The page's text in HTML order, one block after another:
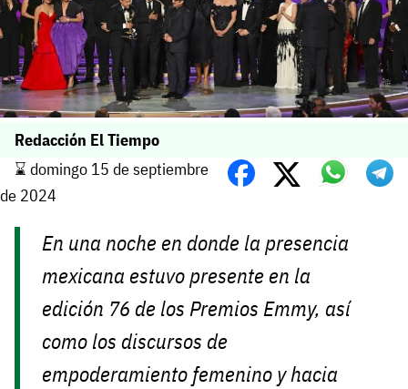
Redacción El Tiempo
⌛️ domingo 15 de septiembre
de 2024
En una noche en donde la presencia
mexicana estuvo presente en la
edición 76 de los Premios Emmy, así
como los discursos de
empoderamiento femenino y hacia